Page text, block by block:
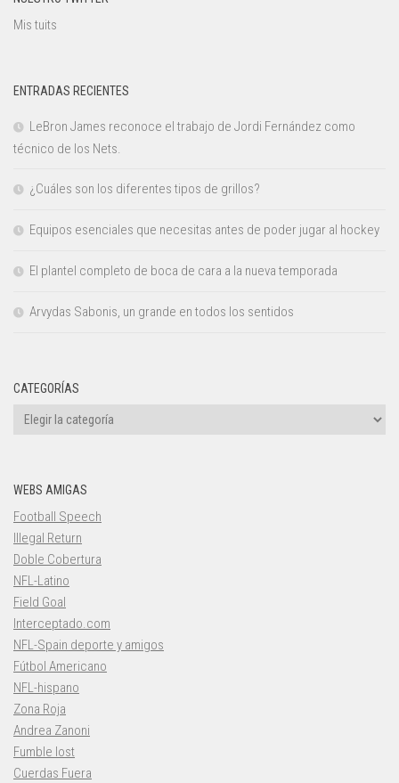
Mis tuits
ENTRADAS RECIENTES
LeBron James reconoce el trabajo de Jordi Fernández como
técnico de los Nets.
¿Cuáles son los diferentes tipos de grillos?
Equipos esenciales que necesitas antes de poder jugar al hockey
El plantel completo de boca de cara a la nueva temporada
Arvydas Sabonis, un grande en todos los sentidos
CATEGORÍAS
Categorías
WEBS AMIGAS
Football Speech
Illegal Return
Doble Cobertura
NFL-Latino
Field Goal
Interceptado.com
NFL-Spain deporte y amigos
Fútbol Americano
NFL-hispano
Zona Roja
Andrea Zanoni
Fumble lost
Cuerdas Fuera